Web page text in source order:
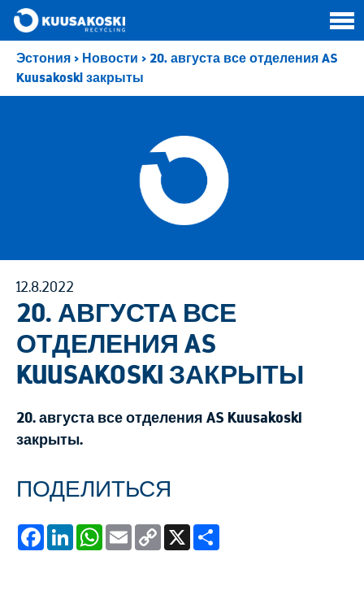
Эстония > Новости > 20. августа все отделения AS
Kuusakoski закрыты
12.8.2022
20. АВГУСТА ВСЕ
ОТДЕЛЕНИЯ AS
KUUSAKOSKI ЗАКРЫТЫ
20. августа все отделения AS Kuusakoski
закрыты.
ПОДЕЛИТЬСЯ
FacebookLinkedInWhatsApp
Email
Copy